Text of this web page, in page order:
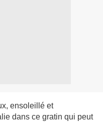
ensoleillé et
dans ce gratin qui peut